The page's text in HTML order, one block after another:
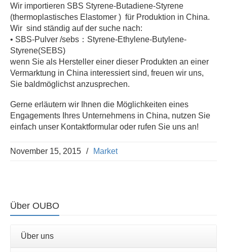
Wir importieren SBS Styrene-Butadiene-Styrene
(thermoplastisches Elastomer ) für Produktion in China.
Wir sind ständig auf der suche nach:
• SBS-Pulver /sebs：Styrene-Ethylene-Butylene-
Styrene(SEBS)
wenn Sie als Hersteller einer dieser Produkten an einer
Vermarktung in China interessiert sind, freuen wir uns,
Sie baldmöglichst anzusprechen.
Gerne erläutern wir Ihnen die Möglichkeiten eines
Engagements Ihres Unternehmens in China, nutzen Sie
einfach unser Kontaktformular oder rufen Sie uns an!
November 15, 2015 / Market
Über OUBO
Über uns